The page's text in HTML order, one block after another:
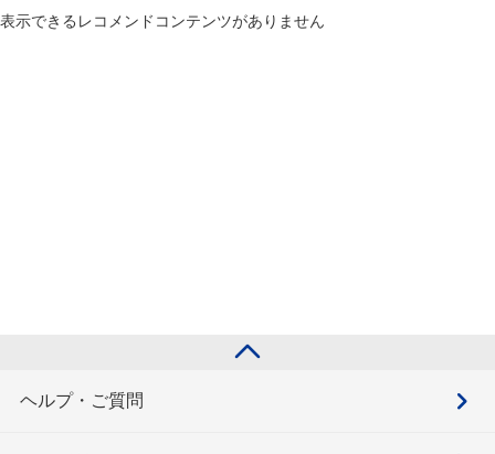
表示できるレコメンドコンテンツがありません
ヘルプ・ご質問